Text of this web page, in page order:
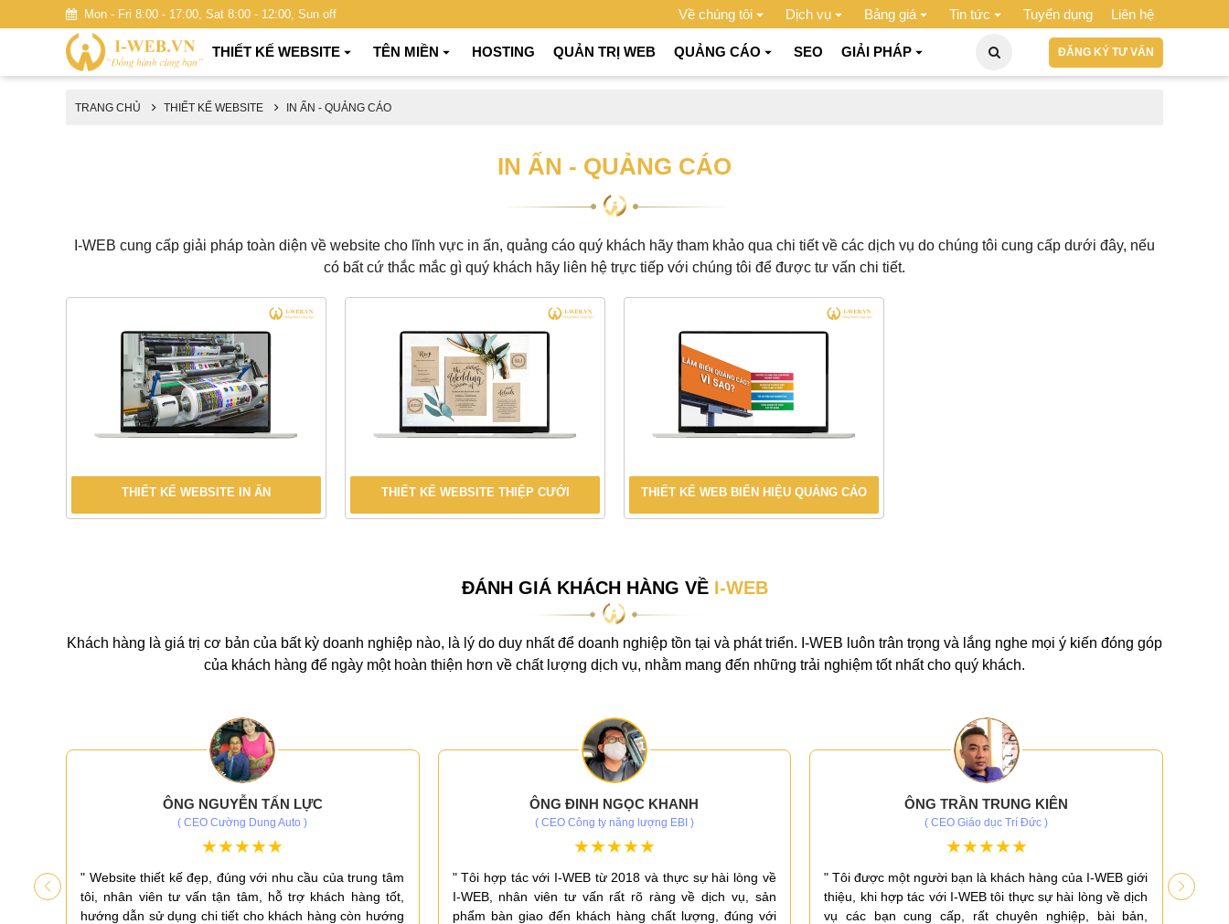
Mon - Fri 8:00 - 17:00, Sat 8:00 - 12:00, Sun off Về chúng tôi Dịch vụ Bảng giá Tin tức Tuyển dụng Liên hệ
THIẾT KẾ WEBSITE TÊN MIỀN HOSTING QUẢN TRỊ WEB QUẢNG CÁO SEO GIẢI PHÁP ĐĂNG KÝ TƯ VẤN
TRANG CHỦ THIẾT KẾ WEBSITE IN ẤN - QUẢNG CÁO
IN ẤN - QUẢNG CÁO
I-WEB cung cấp giải pháp toàn diện về website cho lĩnh vực in ấn, quảng cáo quý khách hãy tham khảo qua chi tiết về các dịch vụ do chúng tôi cung cấp dưới đây, nếu
có bất cứ thắc mắc gì quý khách hãy liên hệ trực tiếp với chúng tôi để được tư vấn chi tiết.
THIẾT KẾ WEBSITE IN ẤN THIẾT KẾ WEBSITE THIỆP CƯỚI THIẾT KẾ WEB BIỂN HIỆU QUẢNG CÁO
ĐÁNH GIÁ KHÁCH HÀNG VỀ I-WEB
Khách hàng là giá trị cơ bản của bất kỳ doanh nghiệp nào, là lý do duy nhất để doanh nghiệp tồn tại và phát triển. I-WEB luôn trân trọng và lắng nghe mọi ý kiến đóng góp
của khách hàng để ngày một hoàn thiện hơn về chất lượng dịch vụ, nhằm mang đến những trải nghiệm tốt nhất cho quý khách.
ÔNG NGUYỄN TẤN LỰC
( CEO Cường Dung Auto )
" Website thiết kế đẹp, đúng với nhu cầu của trung tâm
tôi, nhân viên tư vấn tận tâm, hỗ trợ khách hàng tốt,
hướng dẫn sử dụng chi tiết cho khách hàng còn hướng
ÔNG ĐINH NGỌC KHANH
( CEO Công ty năng lượng EBI )
" Tôi hợp tác với I-WEB từ 2018 và thực sự hài lòng về
I-WEB, nhân viên tư vấn rất rõ ràng về dịch vụ, sản
phẩm bàn giao đến khách hàng chất lượng, đúng với
ÔNG TRẦN TRUNG KIÊN
( CEO Giáo dục Trí Đức )
" Tôi được một người bạn là khách hàng của I-WEB giới
thiệu, khi hợp tác với I-WEB tôi thực sự hài lòng về dịch
vụ các bạn cung cấp, rất chuyên nghiệp, bài bản,